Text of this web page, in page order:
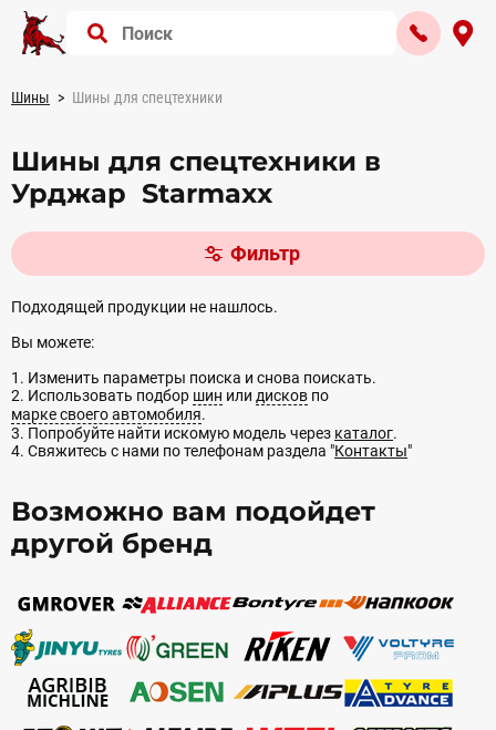
Шины Шины для спецтехники
Шины для спецтехники в
Урджар Starmaxx
Фильтр
Подходящей продукции не нашлось.
Вы можете:
1. Изменить параметры поиска и снова поискать.
2. Использовать подбор шин или дисков по
марке своего автомобиля.
3. Попробуйте найти искомую модель через каталог.
4. Свяжитесь с нами по телефонам раздела "Контакты"
Возможно вам подойдет
другой бренд